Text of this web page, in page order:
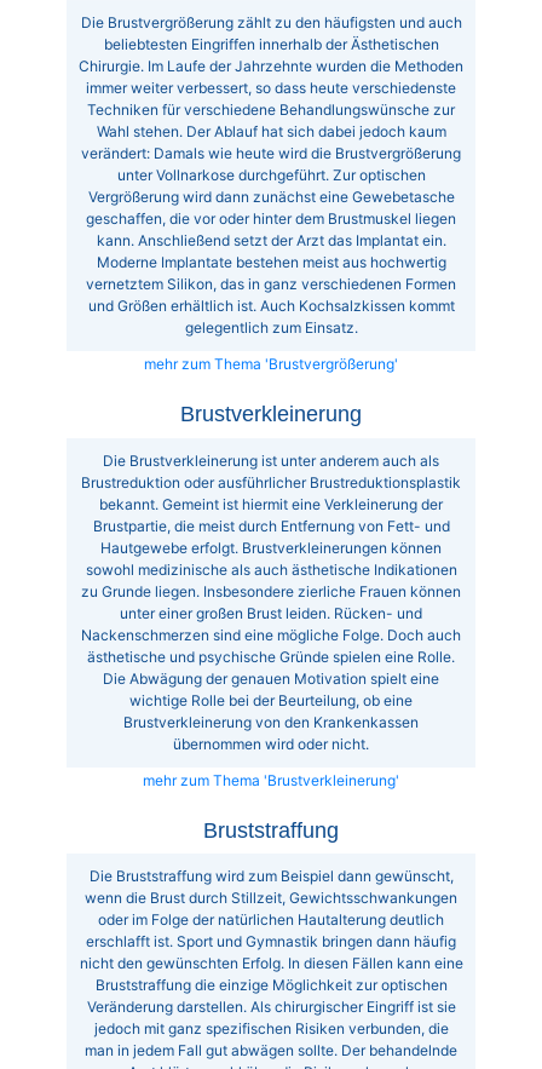
Die Brustvergrößerung zählt zu den häufigsten und auch
beliebtesten Eingriffen innerhalb der Ästhetischen
Chirurgie. Im Laufe der Jahrzehnte wurden die Methoden
immer weiter verbessert, so dass heute verschiedenste
Techniken für verschiedene Behandlungswünsche zur
Wahl stehen. Der Ablauf hat sich dabei jedoch kaum
verändert: Damals wie heute wird die Brustvergrößerung
unter Vollnarkose durchgeführt. Zur optischen
Vergrößerung wird dann zunächst eine Gewebetasche
geschaffen, die vor oder hinter dem Brustmuskel liegen
kann. Anschließend setzt der Arzt das Implantat ein.
Moderne Implantate bestehen meist aus hochwertig
vernetztem Silikon, das in ganz verschiedenen Formen
und Größen erhältlich ist. Auch Kochsalzkissen kommt
gelegentlich zum Einsatz.
mehr zum Thema 'Brustvergrößerung'
Brustverkleinerung
Die Brustverkleinerung ist unter anderem auch als
Brustreduktion oder ausführlicher Brustreduktionsplastik
bekannt. Gemeint ist hiermit eine Verkleinerung der
Brustpartie, die meist durch Entfernung von Fett- und
Hautgewebe erfolgt. Brustverkleinerungen können
sowohl medizinische als auch ästhetische Indikationen
zu Grunde liegen. Insbesondere zierliche Frauen können
unter einer großen Brust leiden. Rücken- und
Nackenschmerzen sind eine mögliche Folge. Doch auch
ästhetische und psychische Gründe spielen eine Rolle.
Die Abwägung der genauen Motivation spielt eine
wichtige Rolle bei der Beurteilung, ob eine
Brustverkleinerung von den Krankenkassen
übernommen wird oder nicht.
mehr zum Thema 'Brustverkleinerung'
Bruststraffung
Die Bruststraffung wird zum Beispiel dann gewünscht,
wenn die Brust durch Stillzeit, Gewichtsschwankungen
oder im Folge der natürlichen Hautalterung deutlich
erschlafft ist. Sport und Gymnastik bringen dann häufig
nicht den gewünschten Erfolg. In diesen Fällen kann eine
Bruststraffung die einzige Möglichkeit zur optischen
Veränderung darstellen. Als chirurgischer Eingriff ist sie
jedoch mit ganz spezifischen Risiken verbunden, die
man in jedem Fall gut abwägen sollte. Der behandelnde